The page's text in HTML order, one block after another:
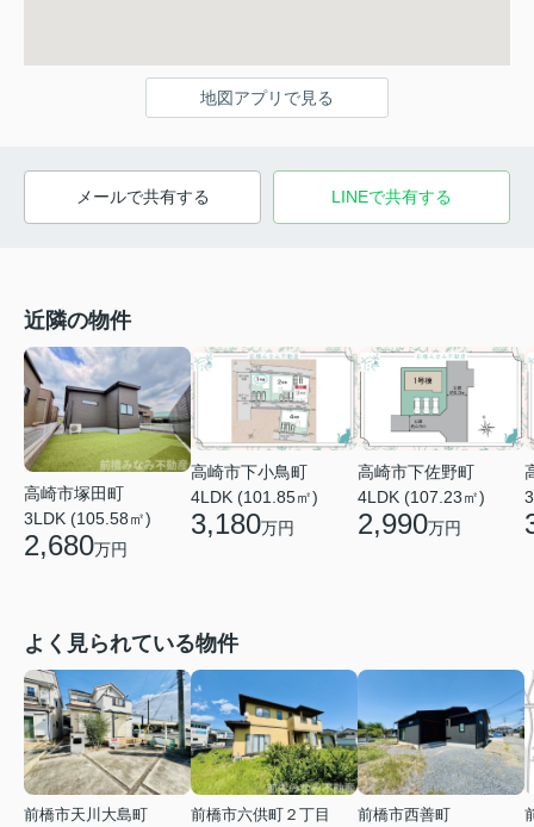
地図アプリで見る
メールで共有する LINEで共有する
近隣の物件
高崎市塚田町
3LDK (105.58㎡)
2,680万円
高崎市下小鳥町
4LDK (101.85㎡)
3,180万円
高崎市下佐野町
4LDK (107.23㎡)
2,990万円
よく見られている物件
前橋市天川大島町
前橋市六供町２丁目
前橋市西善町